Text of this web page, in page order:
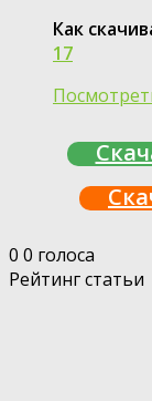
Как
17
0 0 голоса
Рейтинг статьи